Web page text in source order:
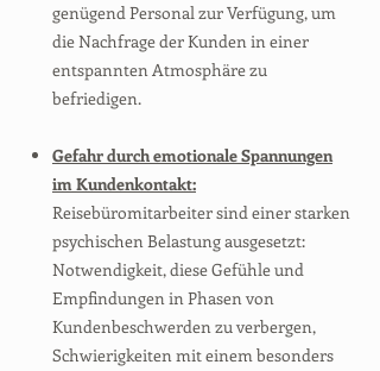
genügend Personal zur Verfügung, um
die Nachfrage der Kunden in einer
entspannten Atmosphäre zu
befriedigen.
Gefahr durch emotionale Spannungen
im Kundenkontakt:
Reisebüromitarbeiter sind einer starken
psychischen Belastung ausgesetzt:
Notwendigkeit, diese Gefühle und
Empfindungen in Phasen von
Kundenbeschwerden zu verbergen,
Schwierigkeiten mit einem besonders